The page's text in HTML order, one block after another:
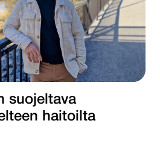
suojeltava
haitoilta